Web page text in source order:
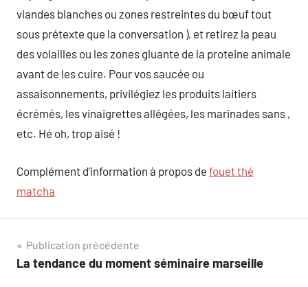
viandes blanches ou zones restreintes du bœuf tout
sous prétexte que la conversation ), et retirez la peau
des volailles ou les zones gluante de la proteine animale
avant de les cuire. Pour vos saucée ou
assaisonnements, privilégiez les produits laitiers
écrémés, les vinaigrettes allégées, les marinades sans ,
etc. Hé oh, trop aisé !
Complément d’information à propos de fouet thé
matcha
Navigation
de
Publication précédente
La tendance du moment séminaire marseille